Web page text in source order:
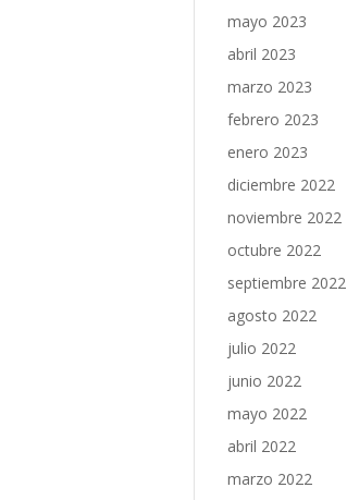
mayo 2023
abril 2023
marzo 2023
febrero 2023
enero 2023
diciembre 2022
noviembre 2022
octubre 2022
septiembre 2022
agosto 2022
julio 2022
junio 2022
mayo 2022
abril 2022
marzo 2022